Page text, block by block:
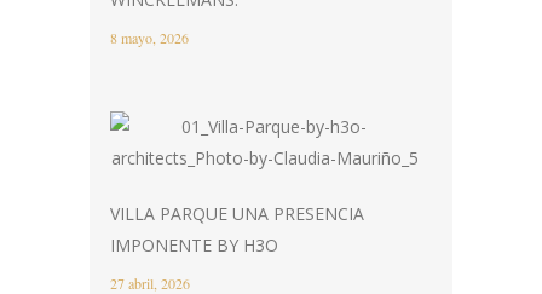
8 mayo, 2026
VILLA PARQUE UNA PRESENCIA
IMPONENTE BY H3O
27 abril, 2026